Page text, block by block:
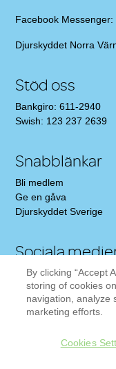
Facebook Messenger:
Djurskyddet Norra
Stöd oss
Bankgiro: 611-2940
Swish: 123 237 2639
Snabblänkar
Bli medlem
Ge en gåva
Djurskyddet Sverige
Sociala
Gilla oss på
Följ oss på
By clicking “Accept
storing of cookies
navigation, analyze
marketing efforts.
Cookies